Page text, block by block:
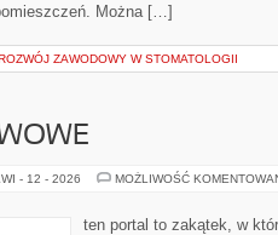
Można […]
ZAWODOWY W STOMATOLOGII
- 12 - 2026 MOŻLIWOŚĆ
ten portal to zakątek, w